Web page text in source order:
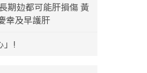
期攰都可能肝損傷 黃
幸及早護肝
」!